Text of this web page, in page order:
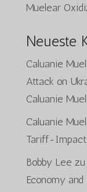
Muelear
Neueste
Caluanie
Attack on
Caluanie
Caluanie
Tariff-
Bobby Lee zu
Economy